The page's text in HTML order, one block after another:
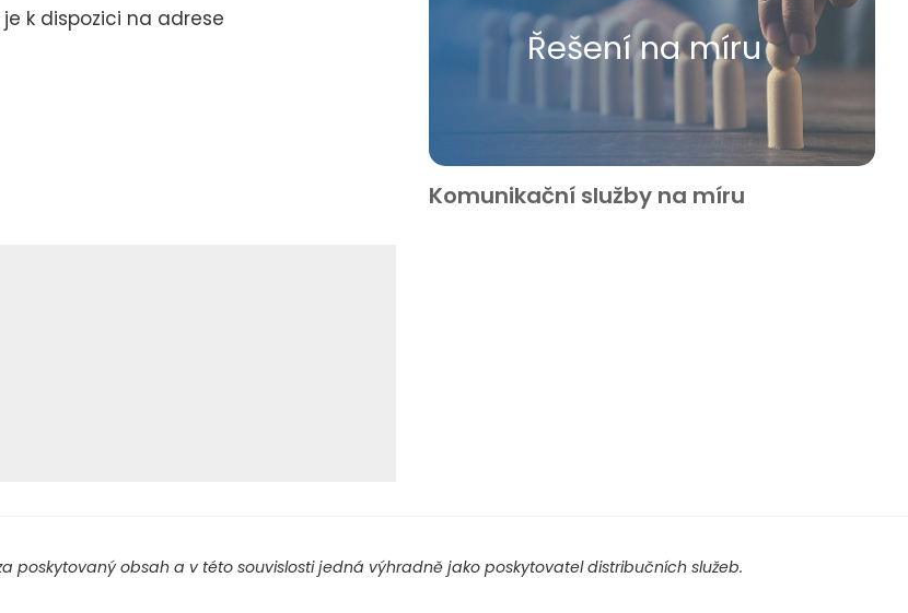
k dispozici na adrese
Řešení na míru
Komunikační služby na míru
poskytovaný obsah a v této souvislosti jedná výhradně jako poskytovatel distribučních služeb.